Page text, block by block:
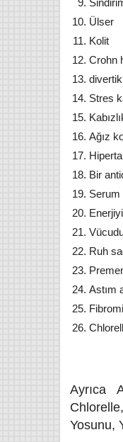
Ülser
Kolit
Crohn
Stres
Ağız
Bir
Serum
Ruh
Astım
Ayrıca
Yosunu,
nasıl